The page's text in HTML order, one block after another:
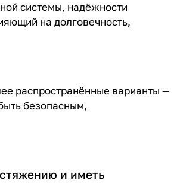
системы, надёжности
на долговечность,
распространённые варианты —
безопасным,
и иметь